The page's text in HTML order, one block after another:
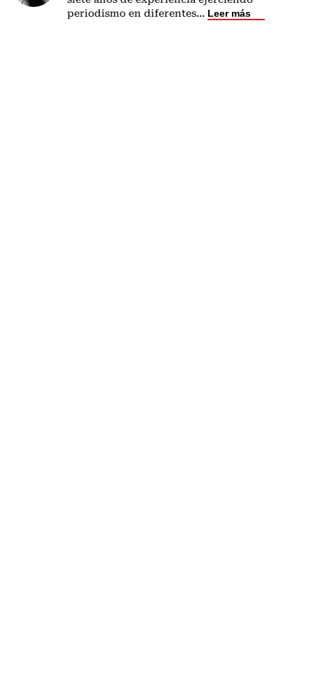
periodismo en diferentes... Leer más